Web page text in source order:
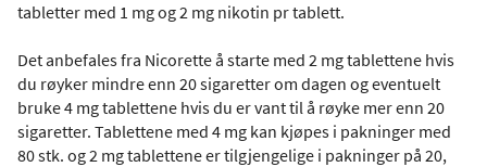
tabletter med 1 mg og 2 mg nikotin pr tablett.
Det anbefales fra Nicorette å starte med 2 mg tablettene hvis
du røyker mindre enn 20 sigaretter om dagen og eventuelt
bruke 4 mg tablettene hvis du er vant til å røyke mer enn 20
sigaretter. Tablettene med 4 mg kan kjøpes i pakninger med
80 stk. og 2 mg tablettene er tilgjengelige i pakninger på 20,